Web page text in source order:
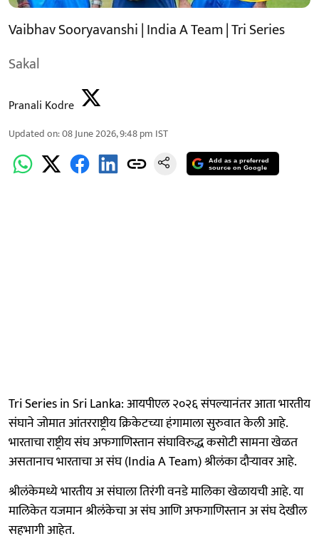
Vaibhav Sooryavanshi | India A Team | Tri Series
Sakal
Pranali Kodre
Updated on:08 June 2026, 9:48 pm IST
Add as a preferred
source on Google
Tri Series in Sri Lanka: आयपीएल २०२६ संपल्यानंतर आता भारतीय
संघाने जोमात आंतरराष्ट्रीय क्रिकेटच्या हंगामाला सुरुवात केली आहे.
भारताचा राष्ट्रीय संघ अफगाणिस्तान संघाविरुद्ध कसोटी सामना खेळत
असतानाच भारताचा अ संघ (India A Team) श्रीलंका दौऱ्यावर आहे.
श्रीलंकेमध्ये भारतीय अ संघाला तिरंगी वनडे मालिका खेळायची आहे. या
मालिकेत यजमान श्रीलंकेचा अ संघ आणि अफगाणिस्तान अ संघ देखील
सहभागी आहेत.